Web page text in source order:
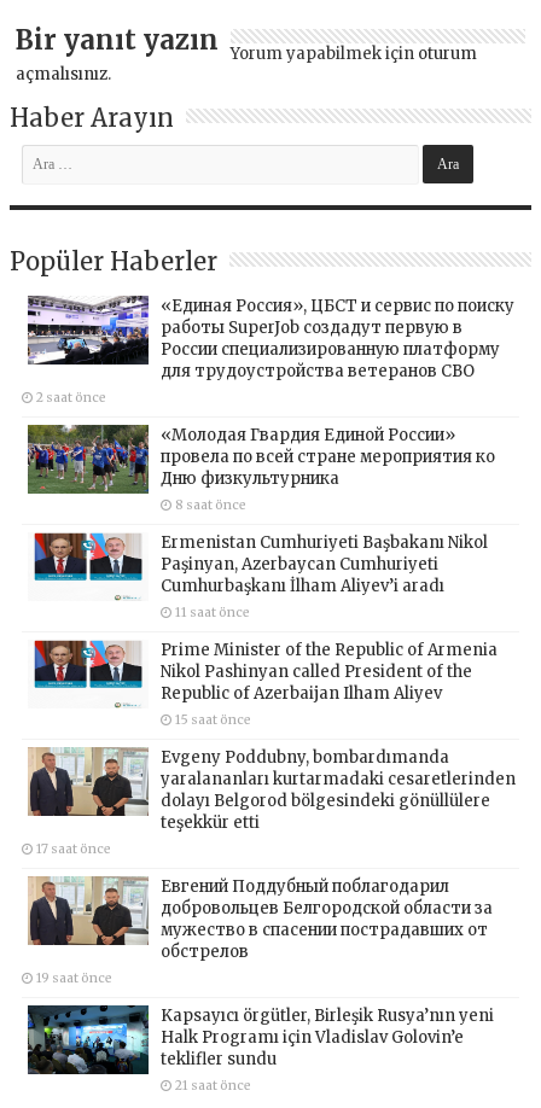
Bir yanıt yazın Yorum yapabilmek için oturum
açmalısınız.
Haber Arayın
Popüler Haberler
«Единая Россия», ЦБСТ и сервис по поиску
работы SuperJob создадут первую в
России специализированную платформу
для трудоустройства ветеранов СВО
2 saat önce
«Молодая Гвардия Единой России»
провела по всей стране мероприятия ко
Дню физкультурника
8 saat önce
Ermenistan Cumhuriyeti Başbakanı Nikol
Paşinyan, Azerbaycan Cumhuriyeti
Cumhurbaşkanı İlham Aliyev’i aradı
11 saat önce
Prime Minister of the Republic of Armenia
Nikol Pashinyan called President of the
Republic of Azerbaijan Ilham Aliyev
15 saat önce
Evgeny Poddubny, bombardımanda
yaralananları kurtarmadaki cesaretlerinden
dolayı Belgorod bölgesindeki gönüllülere
teşekkür etti
17 saat önce
Евгений Поддубный поблагодарил
добровольцев Белгородской области за
мужество в спасении пострадавших от
обстрелов
19 saat önce
Kapsayıcı örgütler, Birleşik Rusya’nın yeni
Halk Programı için Vladislav Golovin’e
teklifler sundu
21 saat önce